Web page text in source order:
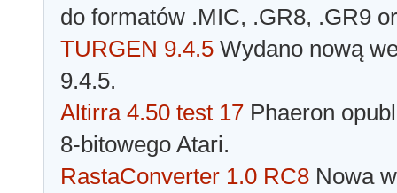
do formatów .MIC, .GR8, .GR9
TURGEN 9.4.5 Wydano nową
9.4.5.
Altirra 4.50 test 17 Phaeron
8-bitowego Atari.
RastaConverter 1.0 RC8 Nowa